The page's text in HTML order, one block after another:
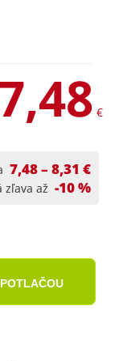
€
7,48 – 8,31 €
zľava až -10 %